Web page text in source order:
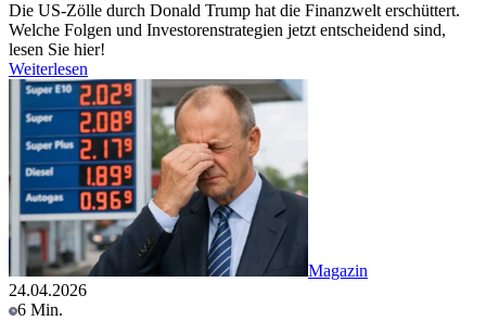
Die US-Zölle durch Donald Trump hat die Finanzwelt erschüttert.
Welche Folgen und Investorenstrategien jetzt entscheidend sind,
lesen Sie hier!
Weiterlesen
Magazin
24.04.2026
6 Min.